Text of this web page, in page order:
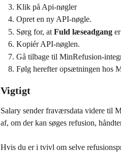
Klik på Api-nøgler
Opret en ny API-nøgle.
Sørg for, at Fuld læseadgang
Kopiér API-nøglen.
Gå tilbage til MinRefusion-
Følg herefter opsætningen hos
Vigtigt
Salary sender fraværsdata videre til
af, om der kan søges refusion,
Hvis du er i tvivl om selve